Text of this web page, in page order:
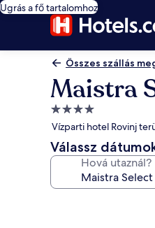
Ugrás a fő tartalomhoz
Összes szállás
Maistra
4.0
csillagos
szálláshely
Vízparti hotel Rovinj
Válassz
Hová utaznál?